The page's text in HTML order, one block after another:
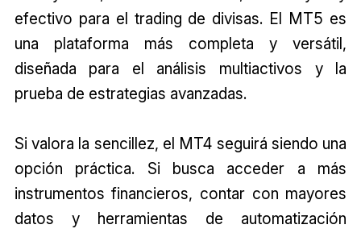
efectivo para el trading de divisas. El MT5 es
una plataforma más completa y versátil,
diseñada para el análisis multiactivos y la
prueba de estrategias avanzadas.
Si valora la sencillez, el MT4 seguirá siendo una
opción práctica. Si busca acceder a más
instrumentos financieros, contar con mayores
datos y herramientas de automatización